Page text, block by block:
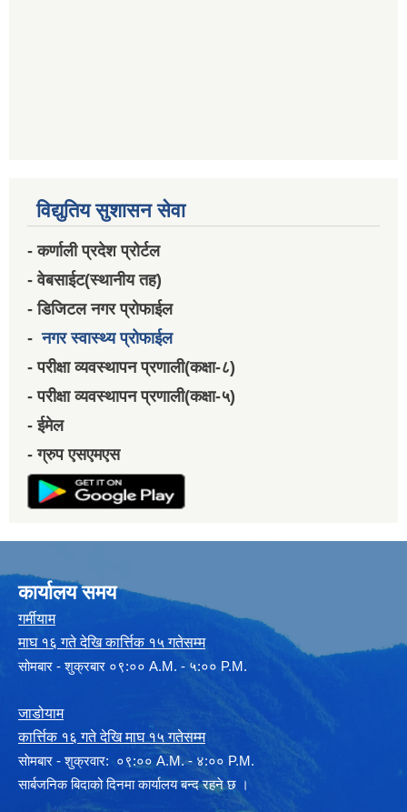
विद्युतिय सुशासन सेवा
- कर्णाली प्रदेश प्रोर्टल
- वेबसाईट(स्थानीय तह)
- डिजिटल नगर प्रोफाईल
-नगर स्वास्थ्य प्रोफाईल
- परीक्षा व्यवस्थापन प्रणाली(कक्षा-८)
- परीक्षा व्यवस्थापन प्रणाली(कक्षा-५)
- ईमेल
- ग्रुप एसएमएस
कार्यालय समय
गर्मीयाम
माघ १६ गते देखि कार्त्तिक १५ गतेसम्म
सोमबार - शुक्रबार ०९:०० A.M. - ५:०० P.M.
जाडोयाम
कार्त्तिक १६ गते देखि माघ १५ गतेसम्म
साेमबार - शुक्रवार: ०९:०० A.M. - ४:०० P.M.
सार्बजनिक बिदाको दिनमा कार्यालय बन्द रहने छ ।